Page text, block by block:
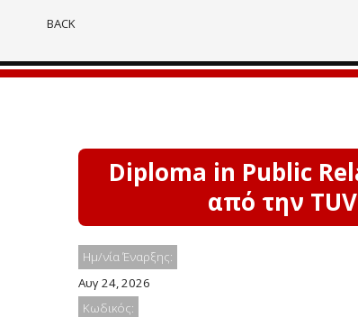
BACK
Diploma in Public
από την
Ημ/νία Έναρξης:
Αυγ 24, 2026
Κωδικός: